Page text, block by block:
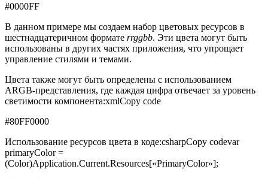
#0000FF
В данном примере мы создаем набор цветовых ресурсов в
шестнадцатеричном формате rrggbb. Эти цвета могут быть
использованы в других частях приложения, что упрощает
управление стилями и темами.
Цвета также могут быть определены с использованием
ARGB-представления, где каждая цифра отвечает за уровень
светимости компонента:xmlCopy code
#80FF0000
Использование ресурсов цвета в коде:csharpCopy codevar
primaryColor =
(Color)Application.Current.Resources[«PrimaryColor»];